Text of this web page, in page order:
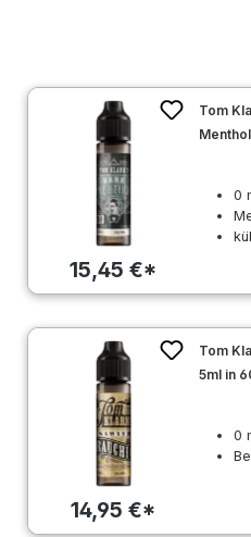
15,45 €*
Tom
0
14,95 €*
Tom
5ml in
0